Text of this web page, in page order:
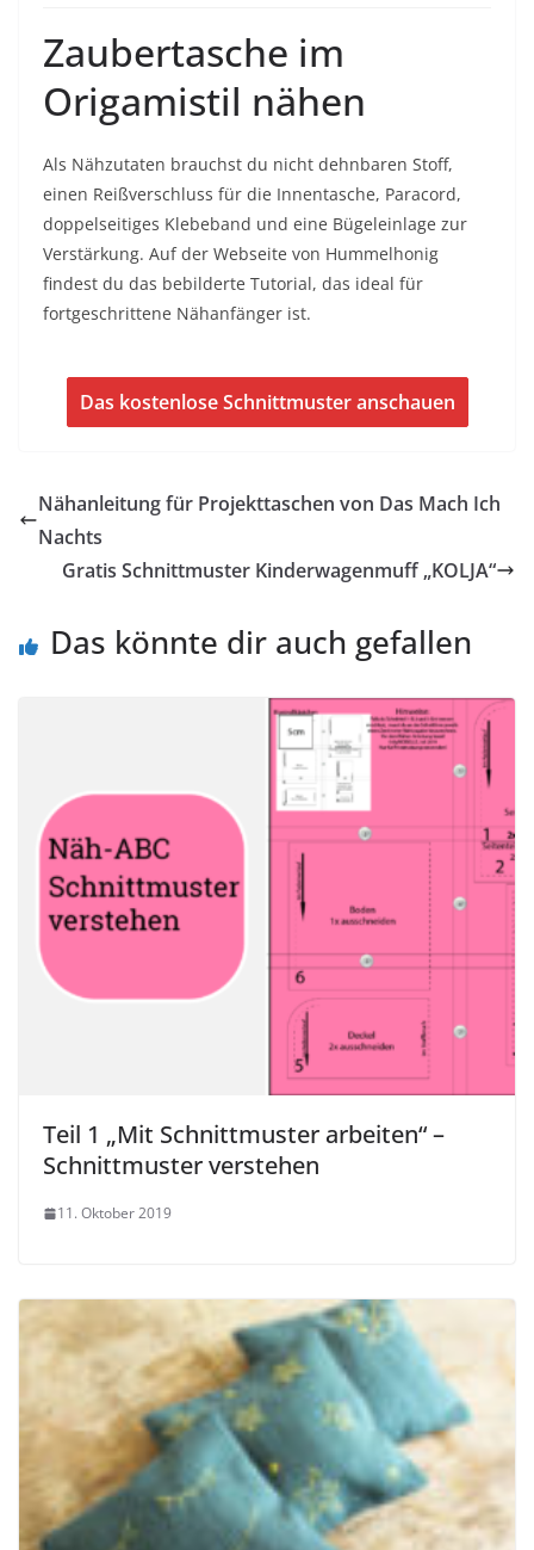
Zaubertasche im
Origamistil nähen
Als Nähzutaten brauchst du nicht dehnbaren Stoff,
einen Reißverschluss für die Innentasche, Paracord,
doppelseitiges Klebeband und eine Bügeleinlage zur
Verstärkung. Auf der Webseite von Hummelhonig
findest du das bebilderte Tutorial, das ideal für
fortgeschrittene Nähanfänger ist.
Das kostenlose Schnittmuster anschauen
Nähanleitung für Projekttaschen von Das Mach Ich
Nachts
Gratis Schnittmuster Kinderwagenmuff „KOLJA“
Das könnte dir auch gefallen
Teil 1 „Mit Schnittmuster arbeiten“ –
Schnittmuster verstehen
11. Oktober 2019